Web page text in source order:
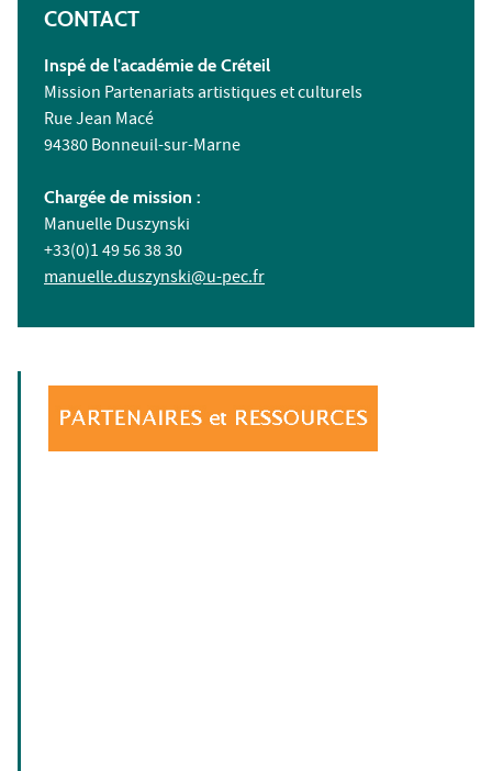
CONTACT
Inspé de l'académie de Créteil
Mission Partenariats artistiques et culturels
Rue Jean Macé
94380 Bonneuil-sur-Marne
Chargée de mission :
Manuelle Duszynski
+33(0)1 49 56 38 30
manuelle.duszynski@u-pec.fr